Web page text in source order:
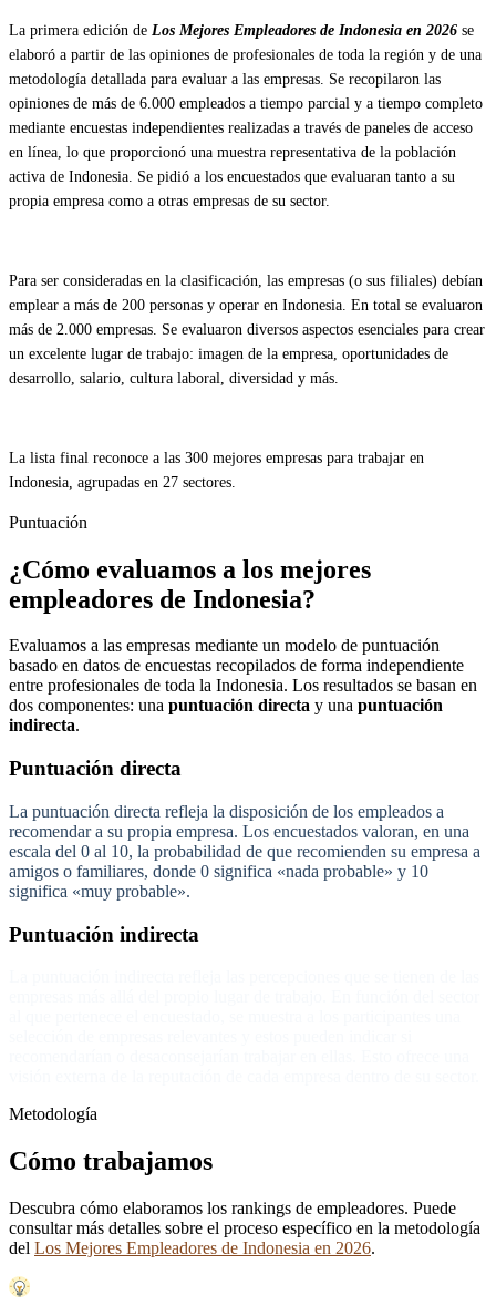
La primera edición de Los Mejores Empleadores de Indonesia en 2026 se
elaboró a partir de las opiniones de profesionales de toda la región y de una
metodología detallada para evaluar a las empresas. Se recopilaron las
opiniones de más de 6.000 empleados a tiempo parcial y a tiempo completo
mediante encuestas independientes realizadas a través de paneles de acceso
en línea, lo que proporcionó una muestra representativa de la población
activa de Indonesia. Se pidió a los encuestados que evaluaran tanto a su
propia empresa como a otras empresas de su sector.
Para ser consideradas en la clasificación, las empresas (o sus filiales) debían
emplear a más de 200 personas y operar en Indonesia. En total se evaluaron
más de 2.000 empresas. Se evaluaron diversos aspectos esenciales para crear
un excelente lugar de trabajo: imagen de la empresa, oportunidades de
desarrollo, salario, cultura laboral, diversidad y más.
La lista final reconoce a las 300 mejores empresas para trabajar en
Indonesia, agrupadas en 27 sectores.
Puntuación
¿Cómo evaluamos a los mejores
empleadores de Indonesia?
Evaluamos a las empresas mediante un modelo de puntuación
basado en datos de encuestas recopilados de forma independiente
entre profesionales de toda la Indonesia. Los resultados se basan en
dos componentes: una puntuación directa y una puntuación
indirecta.
Puntuación directa
La puntuación directa refleja la disposición de los empleados a
recomendar a su propia empresa. Los encuestados valoran, en una
escala del 0 al 10, la probabilidad de que recomienden su empresa a
amigos o familiares, donde 0 significa «nada probable» y 10
significa «muy probable».
Puntuación indirecta
Metodología
Cómo trabajamos
Descubra cómo elaboramos los rankings de empleadores. Puede
consultar más detalles sobre el proceso específico en la metodología
del Los Mejores Empleadores de Indonesia en 2026.